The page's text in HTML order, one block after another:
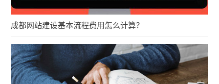
成都网站建设基本流程费用怎么计算？